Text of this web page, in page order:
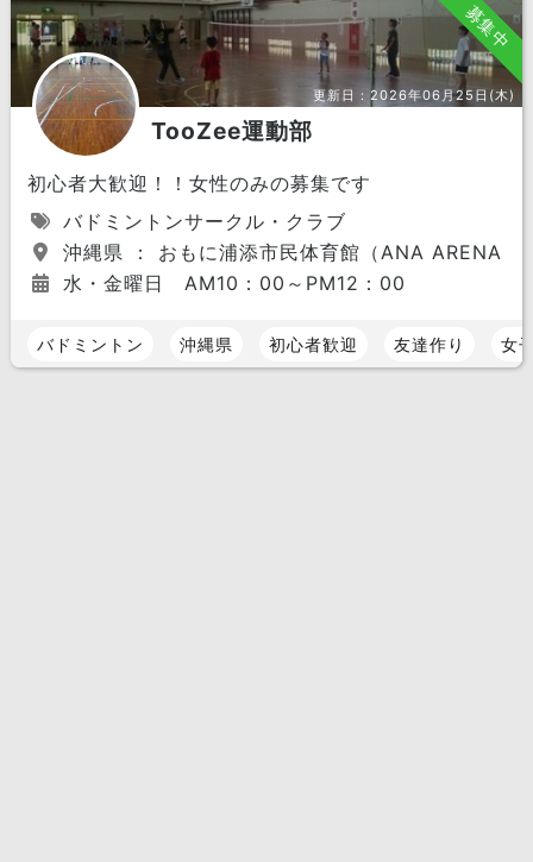
募集中
更新日： 2026年06月25日(木)
TooZee運動部
初心者大歓迎！！女性のみの募集です
バドミントンサークル・クラブ
沖縄県 ： おもに浦添市民体育館（ANA ARENA
水・金曜日 AM10：00～PM12：00
バドミントン 沖縄県 初心者歓迎 友達作り 女